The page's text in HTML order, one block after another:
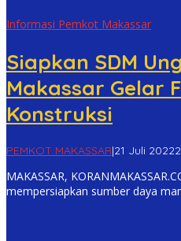
Informasi Pemkot Makassar
Siapkan SDM
Makassar Gelar
Konstruksi
PEMKOT MAKASSAR|21 Juli 2022
MAKASSAR,
mempersiapkan sumber daya